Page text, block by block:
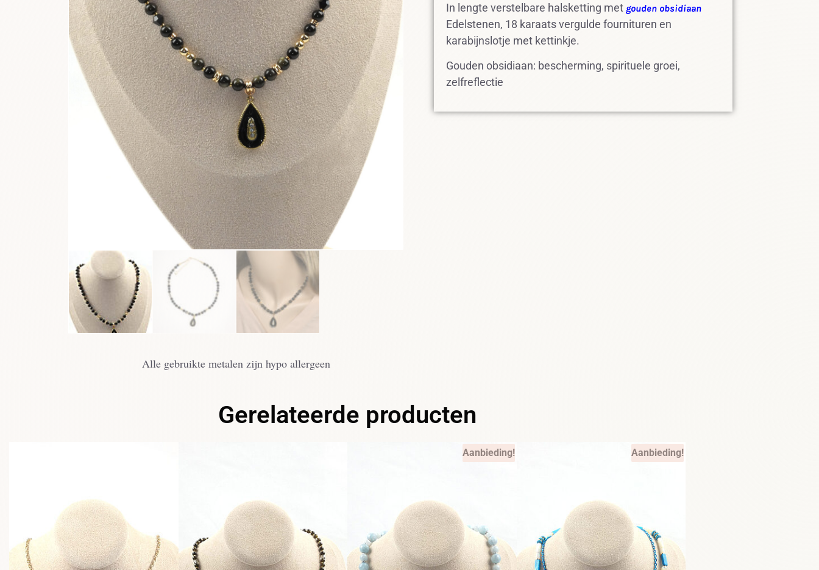
Alle gebruikte metalen zijn hypo allergeen
In lengte verstelbare halsketting met gouden obsidiaan
Edelstenen, 18 karaats vergulde fournituren en
karabijnslotje met kettinkje.
Gouden obsidiaan: bescherming, spirituele groei,
zelfreflectie
Gerelateerde producten
Aanbieding! Aanbieding!